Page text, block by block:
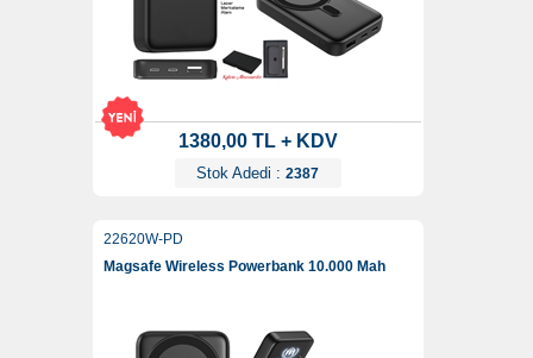
1380,00 TL + KDV
Stok Adedi : 2387
22620W-PD
Magsafe Wireless Powerbank 10.000 Mah